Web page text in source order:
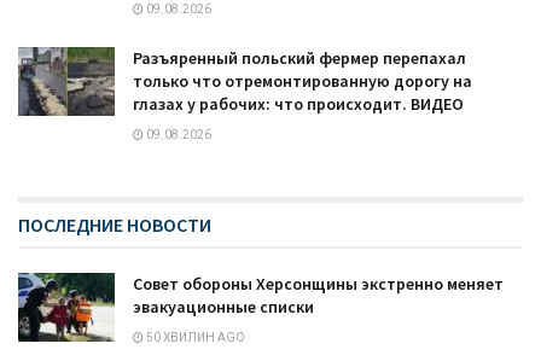
09.08.2026
Разъяренный польский фермер перепахал
только что отремонтированную дорогу на
глазах у рабочих: что происходит. ВИДЕО
09.08.2026
ПОСЛЕДНИЕ НОВОСТИ
Совет обороны Херсонщины экстренно меняет
эвакуационные списки
50 ХВИЛИН AGO